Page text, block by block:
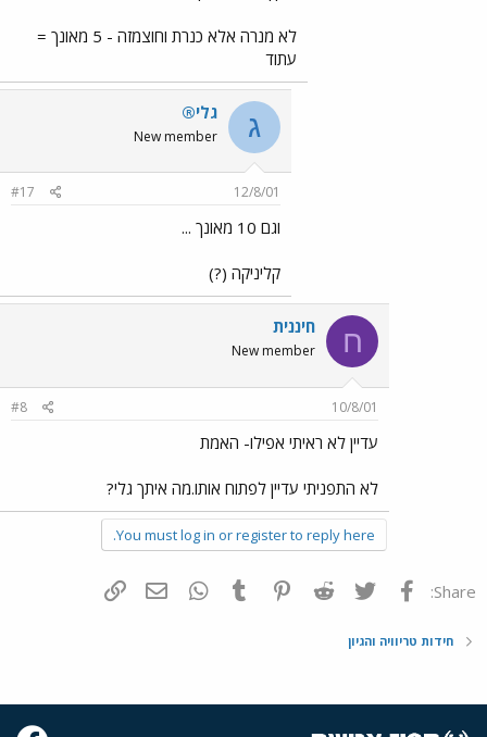
לא מנרה אלא כנרת וחוצמזה - 5 מאונך =
עתוד
ג גלי®
New member
12/8/01
#17
וגם 10 מאונך ...
קליניקה (?)
ח חיננית
New member
10/8/01
#8
עדיין לא ראיתי אפילו- האמת
לא התפניתי עדיין לפתוח אותו.מה איתך גלי?
You must log in or register to reply here.
Share: פייסבוק Twitter
Reddit
Pinterest
Tumblr
WhatsAppדואר אלקטרוני
חידות טריוויה והגיון